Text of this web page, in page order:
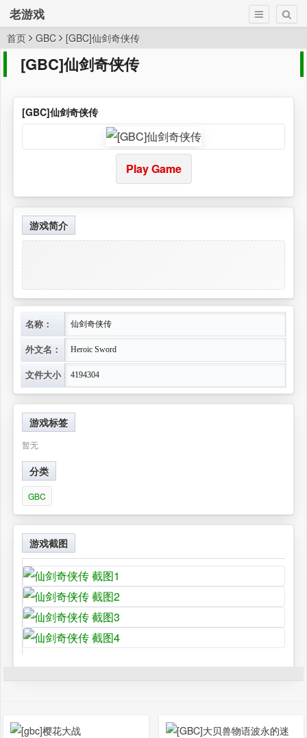
老游戏
首页 GBC [GBC]仙剑奇侠传
[GBC]仙剑奇侠传
[GBC]仙剑奇侠传
Play Game
游戏简介
名称： 仙剑奇侠传
外文名： Heroic Sword
文件大小： 4194304
游戏标签
暂无
分类
GBC
游戏截图